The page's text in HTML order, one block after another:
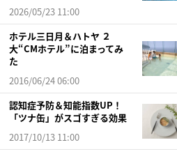
2026/05/23 11:00
ホテル三日月＆ハトヤ ２
大“CMホテル”に泊まってみ
た
2016/06/24 06:00
認知症予防＆知能指数UP！
「ツナ缶」がスゴすぎる効果
2017/10/13 11:00